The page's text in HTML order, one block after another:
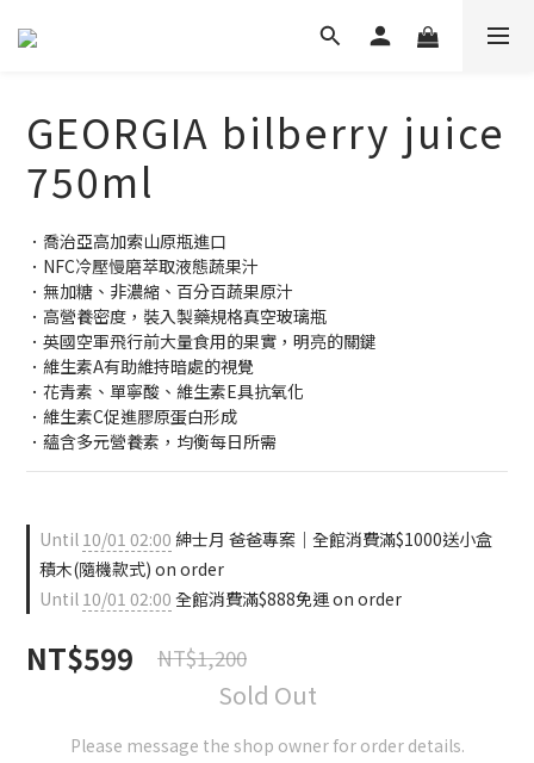
GEORGIA bilberry juice
750ml
．喬治亞高加索山原瓶進口
．NFC冷壓慢磨萃取液態蔬果汁
．無加糖、非濃縮、百分百蔬果原汁
．高營養密度，裝入製藥規格真空玻璃瓶
．英國空軍飛行前大量食用的果實，明亮的關鍵
．維生素A有助維持暗處的視覺
．花青素、單寧酸、維生素E具抗氧化
．維生素C促進膠原蛋白形成
．蘊含多元營養素，均衡每日所需
Until 10/01 02:00 紳士月 爸爸專案｜全館消費滿$1000送小盒
積木(隨機款式) on order
Until 10/01 02:00 全館消費滿$888免運 on order
NT$599 NT$1,200
Sold Out
Please message the shop owner for order details.